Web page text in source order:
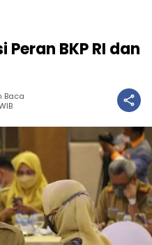
BKP RI dan
Baca